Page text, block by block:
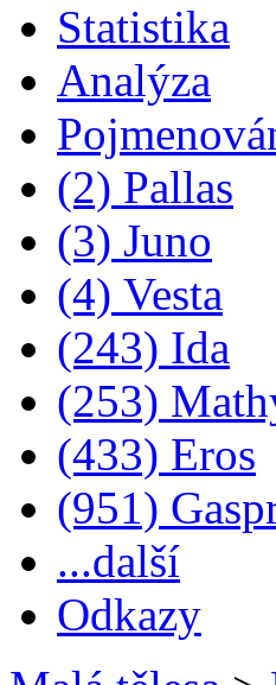
Statistika
Analýza
(2) Pallas
(3) Juno
(4) Vesta
(243) Ida
(253)
(433) Eros
(951)
...další
Odkazy